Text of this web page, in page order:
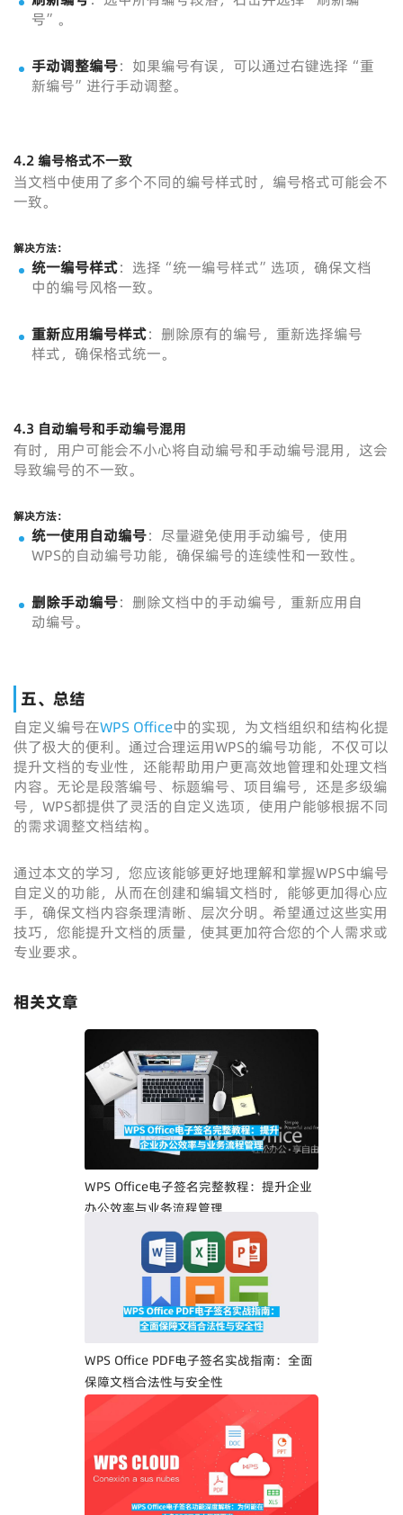
号”。
手动调整编号：如果编号有误，可以通过右键选择“重
新编号”进行手动调整。
4.2 编号格式不一致
当文档中使用了多个不同的编号样式时，编号格式可能会不
一致。
解决方法：
统一编号样式：选择“统一编号样式”选项，确保文档
中的编号风格一致。
重新应用编号样式：删除原有的编号，重新选择编号
样式，确保格式统一。
4.3 自动编号和手动编号混用
有时，用户可能会不小心将自动编号和手动编号混用，这会
导致编号的不一致。
解决方法：
统一使用自动编号：尽量避免使用手动编号，使用
WPS的自动编号功能，确保编号的连续性和一致性。
删除手动编号：删除文档中的手动编号，重新应用自
动编号。
五、总结
自定义编号在WPS Office中的实现，为文档组织和结构化提
供了极大的便利。通过合理运用WPS的编号功能，不仅可以
提升文档的专业性，还能帮助用户更高效地管理和处理文档
内容。无论是段落编号、标题编号、项目编号，还是多级编
号，WPS都提供了灵活的自定义选项，使用户能够根据不同
的需求调整文档结构。
通过本文的学习，您应该能够更好地理解和掌握WPS中编号
自定义的功能，从而在创建和编辑文档时，能够更加得心应
手，确保文档内容条理清晰、层次分明。希望通过这些实用
技巧，您能提升文档的质量，使其更加符合您的个人需求或
专业要求。
相关文章
WPS Office电子签名完整教程：提升企业
办公效率与业务流程管理
WPS Office PDF电子签名实战指南：全面
保障文档合法性与安全性